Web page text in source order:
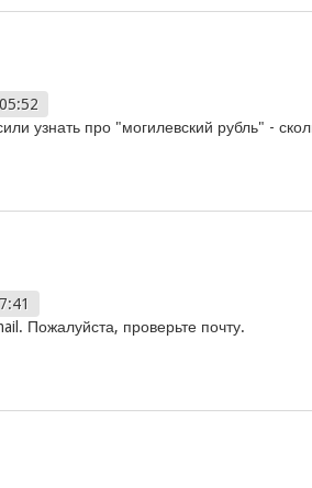
узнать про "могилевский рубль" -
Пожалуйста, проверьте почту.